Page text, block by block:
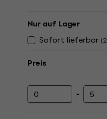
Nur auf Lager
Sofort lieferbar (
Preis
-